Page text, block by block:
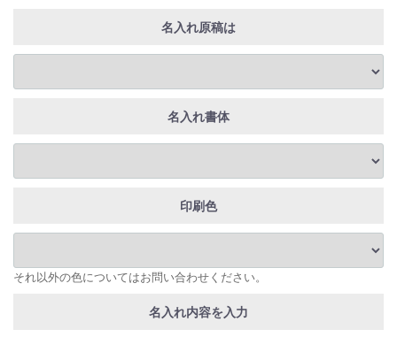
名入れ原稿は
名入れ書体
印刷色
それ以外の色についてはお問い合わせください。
名入れ内容を入力